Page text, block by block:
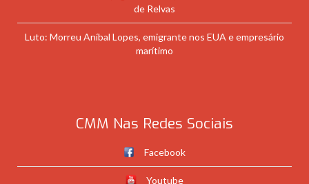
de Relvas
Luto: Morreu Aníbal Lopes, emigrante nos EUA e empresário
marítimo
CMM Nas Redes Sociais
Facebook
Youtube